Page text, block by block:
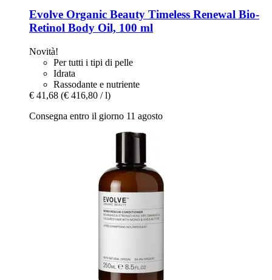
Evolve Organic Beauty Timeless Renewal Bio-​
Retinol Body Oil, 100 ml
Novità!
Per tutti i tipi di pelle
Idrata
Rassodante e nutriente
€ 41,68 (€ 416,80 / l)
Consegna entro il giorno 11 agosto